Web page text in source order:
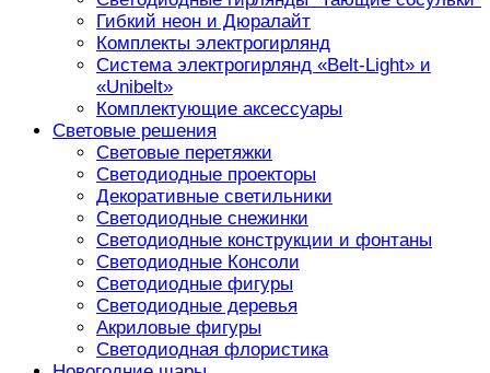
Гибкий неон и Дюралайт
Комплекты электрогирлянд
Система электрогирлянд «Belt-Light» и
«Unibelt»
Комплектующие аксессуары
Световые решения
Световые перетяжки
Светодиодные проекторы
Декоративные светильники
Светодиодные снежинки
Светодиодные конструкции и фонтаны
Светодиодные Консоли
Светодиодные фигуры
Светодиодные деревья
Акриловые фигуры
Светодиодная флористика